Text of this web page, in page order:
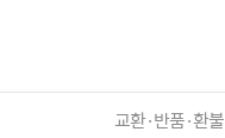
교환·반품·환불